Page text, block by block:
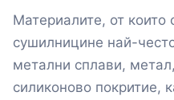
Материалите, от които
сушилницине най-
метални сплави,
силиконово покритие,